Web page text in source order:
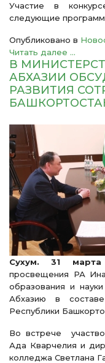
Участие в
следующие
Опубликовано в
Читать далее ...
В
АБХАЗИИ
РАЗВИТИЯ
Сухум. 31
просвещения РА
образования и
Абхазию в
Республики
Во встрече
Ада Кварчелия и
колледжа Светлана